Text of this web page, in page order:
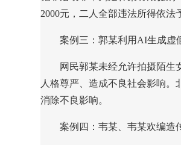
2000元，二人全部违法所得依法
案例三：郭某利用AI生成虚
网民郭某未经允许拍摄陌生
人格尊严、造成不良社会影响。
消除不良影响。
案例四：韦某、韦某欢编造